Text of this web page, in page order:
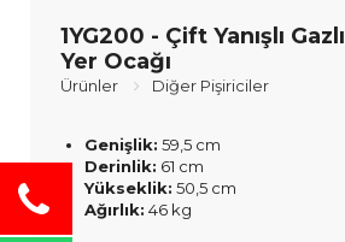
1YG200 - Çift Yanışlı Gazlı
Yer Ocağı
Ürünler Diğer Pişiriciler
Genişlik: 59,5 cm
Derinlik: 61 cm
Yükseklik: 50,5 cm
Ağırlık: 46 kg